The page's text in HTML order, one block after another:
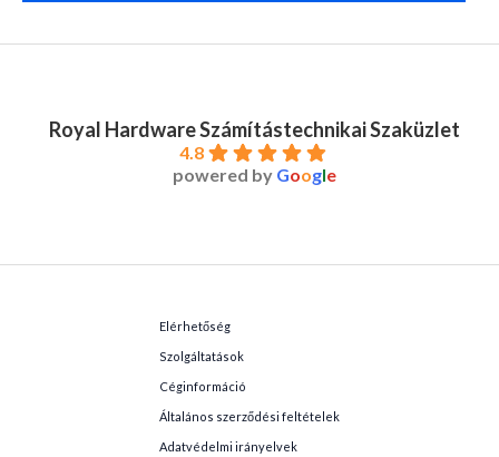
Royal Hardware Számítástechnikai Szaküzlet
4.8
powered by Google
Elérhetőség
Szolgáltatások
Céginformáció
Általános szerződési feltételek
Adatvédelmi irányelvek